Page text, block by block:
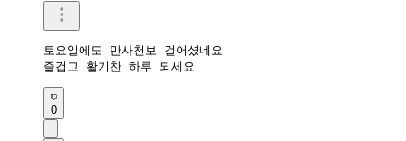
토요일에도 만사천보 걸어셨네요
즐겁고 활기찬 하루 되세요
0